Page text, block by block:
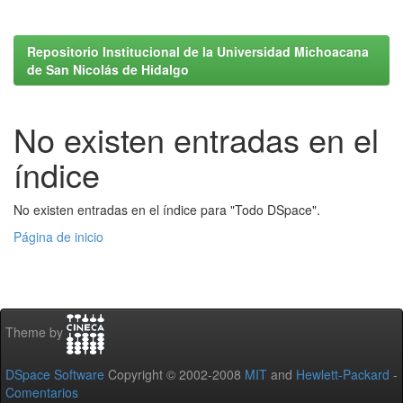
Repositorio Institucional de la Universidad Michoacana
de San Nicolás de Hidalgo
No existen entradas en el
índice
No existen entradas en el índice para "Todo DSpace".
Página de inicio
Theme by
DSpace Software Copyright © 2002-2008 MIT and Hewlett-Packard -
Comentarios